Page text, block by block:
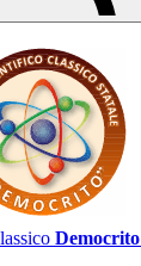
Democrito